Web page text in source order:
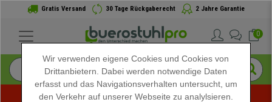
Gratis Versand 30 Tage Rückgaberecht 2 Jahre Garantie
0
Wir verwenden eigene Cookies und Cookies von
Drittanbietern. Dabei werden notwendige Daten
erfasst und das Navigationsverhalten untersucht, um
den Verkehr auf unserer Webseite zu analylsieren.